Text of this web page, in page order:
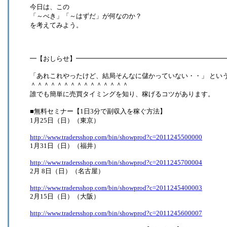
今日は、この
「～べき」「～はずだ」が何なのか？
を考えてみよう。
━【おしらせ】
「あれこれやったけど、結局そんなに儲かっていない・・」 とい
＾＾＾＾＾＾＾＾＾＾＾＾＾＾＾
誰でも簡単に売買タイミングを知り、稼げるコツがあります。
■無料セミナー【1日3分で副収入を稼ぐ方法】
1月25日（日）（東京）
http://www.tradersshop.com/bin/showprod?c=2011245500000
1月31日（日）（福井）
http://www.tradersshop.com/bin/showprod?c=2011245700004
2月 8日（日）（名古屋）
http://www.tradersshop.com/bin/showprod?c=2011245400003
2月15日（日）（大阪）
http://www.tradersshop.com/bin/showprod?c=2011245600007